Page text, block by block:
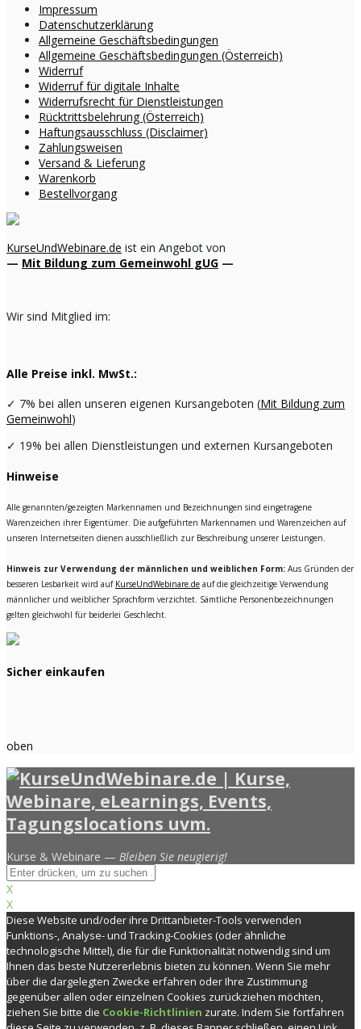
Impressum
Datenschutzerklärung
Allgemeine Geschäftsbedingungen
Allgemeine Geschäftsbedingungen (Österreich)
Widerruf
Widerruf für digitale Inhalte
Widerrufsrecht für Dienstleistungen
Rücktrittsbelehrung (Österreich)
Haftungsausschluss (Disclaimer)
Zahlungsweisen
Versand & Lieferung
Warenkorb
Bestellvorgang
KurseUndWebinare.de ist ein Angebot von
— Mit Bildung zum Gemeinwohl gUG —
Wir sind Mitglied im:
Alle Preise inkl. MwSt.:
✓ 7% bei allen unseren eigenen Kursangeboten (Mit Bildung zum
Gemeinwohl)
✓ 19% bei allen Dienstleistungen und externen Kursangeboten
Hinweise
Alle genannten/gezeigten Markennamen und Bezeichnungen sind eingetragene
Warenzeichen ihrer Eigentümer. Die aufgeführten Markennamen und Warenzeichen auf
unseren Internetseiten dienen ausschließlich zur Beschreibung unserer Leistungen.
Hinweis zur Verwendung der männlichen und weiblichen Form: Aus Gründen der
besseren Lesbarkeit wird auf KurseUndWebinare.de auf die gleichzeitige Verwendung
männlicher und weiblicher Sprachform verzichtet. Sämtliche Personenbezeichnungen
gelten gleichwohl für beiderlei Geschlecht.
Sicher einkaufen
oben
Kurse & Webinare — Bleiben Sie neugierig!
X
X
Diese Website und/oder ihre Drittanbieter-Tools verwenden
Funktions-, Analyse- und Tracking-Cookies (oder ähnliche
technologische Mittel), die für die Funktionalität notwendig sind um
Ihnen das beste Nutzererlebnis bieten zu können. Wenn Sie mehr
über die dargelegten Zwecke erfahren oder Ihre Zustimmung
gegenüber allen oder einzelnen Cookies zurückziehen möchten,
ziehen Sie bitte die Cookie-Richtlinien zurate. Indem Sie fortfahren